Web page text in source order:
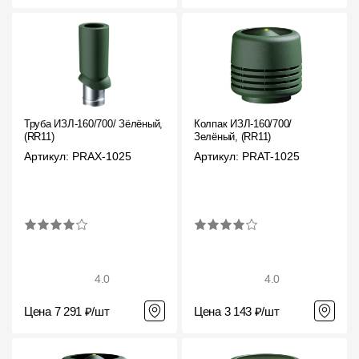
Труба ИЗЛ-160/700/ Зёлёный,
(RR11)
Артикул: PRAX-1025
4.0
Цена 7 291 ₽/шт
Колпак ИЗЛ-160/700/
Зелёный, (RR11)
Артикул: PRAT-1025
4.0
Цена 3 143 ₽/шт